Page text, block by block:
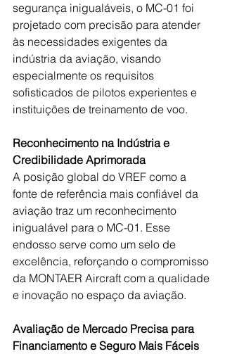
segurança inigualáveis, o MC-01 foi
projetado com precisão para atender
às necessidades exigentes da
indústria da aviação, visando
especialmente os requisitos
sofisticados de pilotos experientes e
instituições de treinamento de voo.
Reconhecimento na Indústria e
Credibilidade Aprimorada
A posição global do VREF como a
fonte de referência mais confiável da
aviação traz um reconhecimento
inigualável para o MC-01. Esse
endosso serve como um selo de
excelência, reforçando o compromisso
da MONTAER Aircraft com a qualidade
e inovação no espaço da aviação.
Avaliação de Mercado Precisa para
Financiamento e Seguro Mais Fáceis